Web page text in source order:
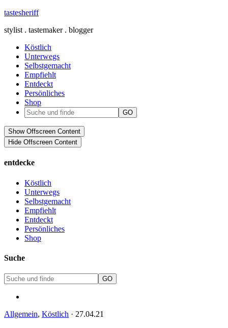
tastesheriff
stylist . tastemaker . blogger
Köstlich
Unterwegs
Selbstgemacht
Empfiehlt
Entdeckt
Persönliches
Shop
Show Offscreen Content
Hide Offscreen Content
entdecke
Köstlich
Unterwegs
Selbstgemacht
Empfiehlt
Entdeckt
Persönliches
Shop
Suche
Allgemein, Köstlich · 27.04.21